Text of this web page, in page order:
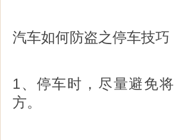
汽车如何防盗之停车技巧
1、停车时，尽量避免
方。